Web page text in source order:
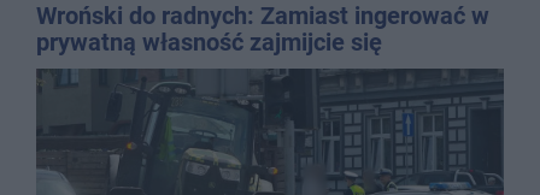
Wroński do radnych: Zamiast ingerować w
prywatną własność zajmijcie się
gospodarką